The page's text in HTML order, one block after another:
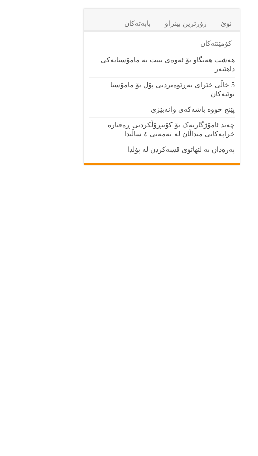
نوێ زۆرترين بينراو بابەتەكان
كۆمێنتەكان
هەشت هەنگاو بۆ ئەوەی ببیت بە مامۆستایەکی
داهێنەر
5 خاڵی خێرای به‌ڕێوه‌بردنی پۆل بۆ مامۆستا
نوێیه‌كان
پێنج خووه‌ باشه‌كه‌ی وانه‌بێژی
چەند ئامۆژگاریەک بۆ کۆنتڕۆڵکردنی ڕەفتارە
خراپەکانی منداڵان لە تەمەنی ٤ ساڵیدا
پەرەدان بە لێهاتوی قسەکردن لە پۆلدا